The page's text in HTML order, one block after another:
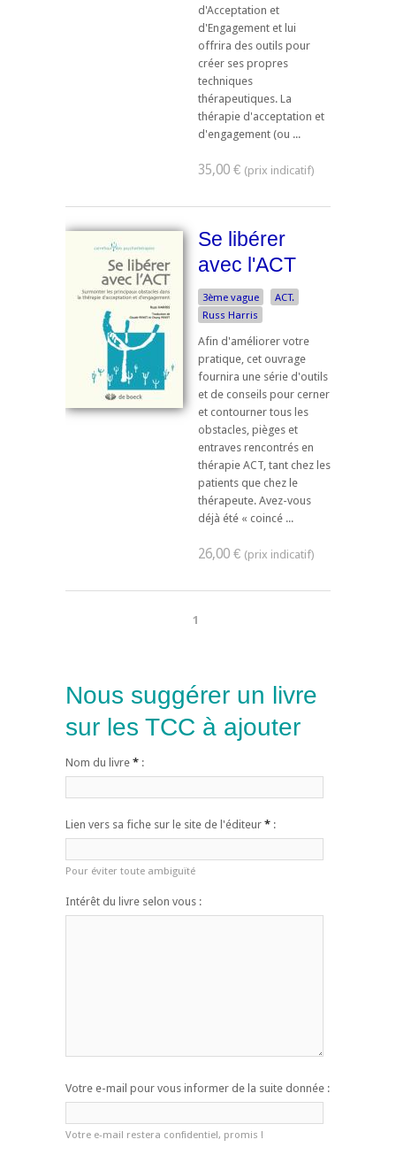
d'Acceptation et
d'Engagement et lui
offrira des outils pour
créer ses propres
techniques
thérapeutiques. La
thérapie d'acceptation et
d'engagement (ou ...
35,00 €
Se libérer
avec l'ACT
3ème vague
ACT.
Russ Harris
Afin d'améliorer votre
pratique, cet ouvrage
fournira une série d'outils
et de conseils pour cerner
et contourner tous les
obstacles, pièges et
entraves rencontrés en
thérapie ACT, tant chez les
patients que chez le
thérapeute. Avez-vous
déjà été « coincé ...
26,00 €
1
Nous suggérer un livre
sur les TCC à ajouter
Nom du livre * :
Lien vers sa fiche sur le site de l'éditeur * :
Pour éviter toute ambiguïté
Intérêt du livre selon vous :
Votre e-mail pour vous informer de la suite donnée :
Votre e-mail restera confidentiel, promis !